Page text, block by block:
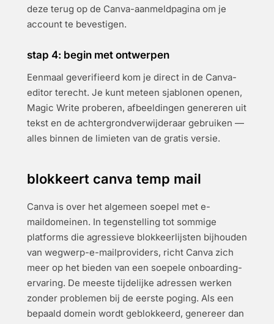
deze terug op de Canva-aanmeldpagina om je
account te bevestigen.
stap 4: begin met ontwerpen
Eenmaal geverifieerd kom je direct in de Canva-
editor terecht. Je kunt meteen sjablonen openen,
Magic Write proberen, afbeeldingen genereren uit
tekst en de achtergrondverwijderaar gebruiken —
alles binnen de limieten van de gratis versie.
blokkeert canva temp mail
Canva is over het algemeen soepel met e-
maildomeinen. In tegenstelling tot sommige
platforms die agressieve blokkeerlijsten bijhouden
van wegwerp-e-mailproviders, richt Canva zich
meer op het bieden van een soepele onboarding-
ervaring. De meeste tijdelijke adressen werken
zonder problemen bij de eerste poging. Als een
bepaald domein wordt geblokkeerd, genereer dan